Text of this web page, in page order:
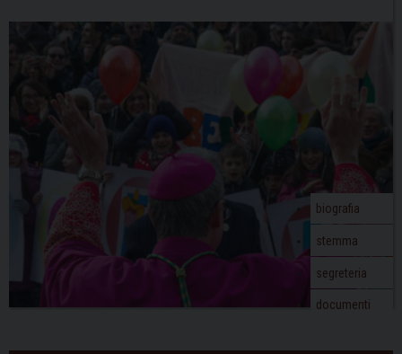
biografia
stemma
segreteria
documenti